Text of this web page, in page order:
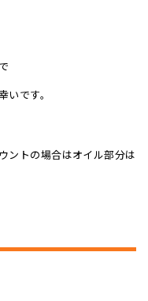
です。
ントの場合はオイル部分は